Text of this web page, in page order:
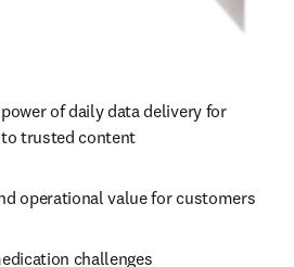
of daily data delivery for
trusted content
operational value for customers
challenges